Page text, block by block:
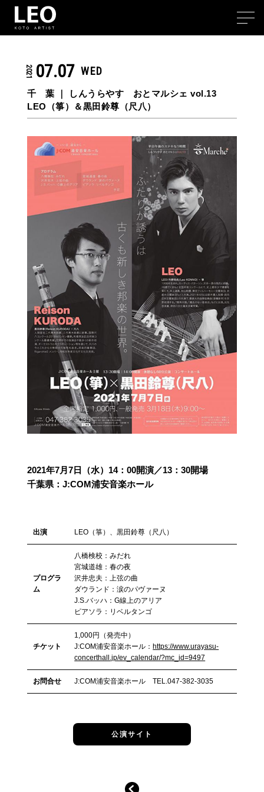
2021 07.07 WED
千 葉 ｜
しんうらやす おとマルシェ vol.13
LEO（箏）＆黒田鈴尊（尺八）
2021年7月7日（水）14：00開演／13：30開場
千葉県：J:COM浦安音楽ホール
出演 LEO（箏）、黒田鈴尊（尺八）
プログラ
ム
八橋検校：みだれ
宮城道雄：春の夜
沢井忠夫：上弦の曲
ダウランド：涙のパヴァーヌ
J.S.バッハ：G線上のアリア
ピアソラ：リベルタンゴ
チケット
1,000円（発売中）
J:COM浦安音楽ホール：https://www.urayasu-
concerthall.jp/ev_calendar/?mc_id=9497
お問合せ J:COM浦安音楽ホール TEL.047-382-3035
公演サイト